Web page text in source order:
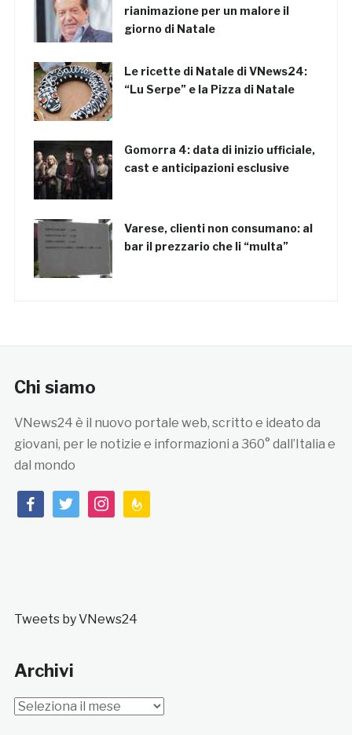
rianimazione per un malore il
giorno di Natale
Le ricette di Natale di VNews24:
“Lu Serpe” e la Pizza di Natale
Gomorra 4: data di inizio ufficiale,
cast e anticipazioni esclusive
Varese, clienti non consumano: al
bar il prezzario che li “multa”
Chi siamo
VNews24 è il nuovo portale web, scritto e ideato da
giovani, per le notizie e informazioni a 360° dall’Italia e
dal mondo
facebooktwitterinstagramfeedburner
Tweets by VNews24
Archivi
Archivi